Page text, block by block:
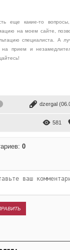
еще какие-то
на моем сайте,
специалиста. А
на прием и
dzergal
581
: 0